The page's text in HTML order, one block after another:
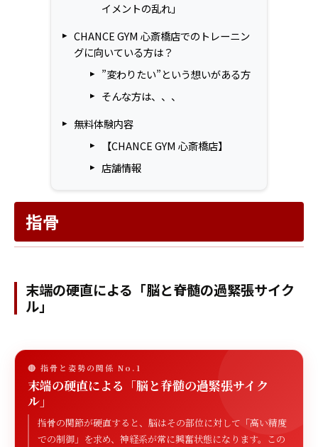
イメントの乱れ」
CHANCE GYM 心斎橋店でのトレーニン
グに向いている方は？
”変わりたい”という想いがある方
そんな方は、、、
無料体験内容
【CHANCE GYM 心斎橋店】
店舗情報
指骨
末端の硬直による「脳と脊髄の過緊張サイク
ル」
🔴 指骨と姿勢の関係 No.1
末端の硬直による「脳と脊髄の過緊張サイク
ル」
指骨の関節が硬直すると、脳はその部位に対して「高い精度
での制御」を求め、神経系が常に興奮状態になります。この